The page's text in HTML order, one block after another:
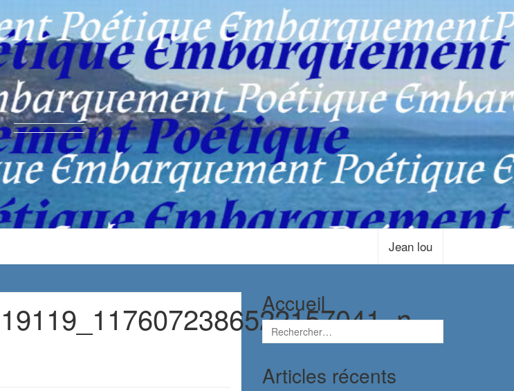
Jean lou
Accueil
Articles récents